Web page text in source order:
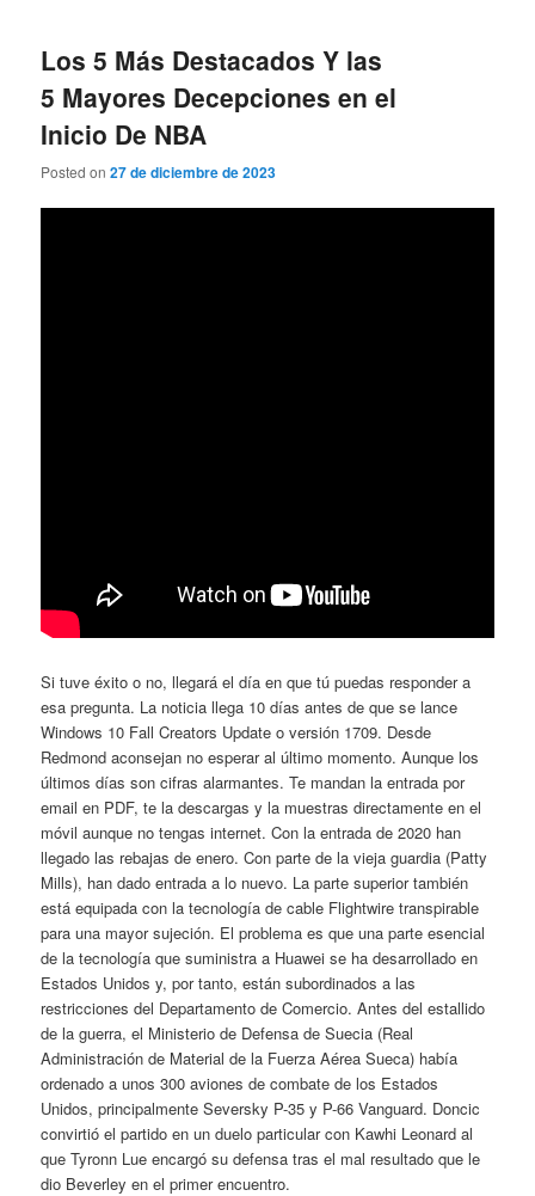
Los 5 Más Destacados Y las
5 Mayores Decepciones en el
Inicio De NBA
Posted on27 de diciembre de 2023
Si tuve éxito o no, llegará el día en que tú puedas responder a
esa pregunta. La noticia llega 10 días antes de que se lance
Windows 10 Fall Creators Update o versión 1709. Desde
Redmond aconsejan no esperar al último momento. Aunque los
últimos días son cifras alarmantes. Te mandan la entrada por
email en PDF, te la descargas y la muestras directamente en el
móvil aunque no tengas internet. Con la entrada de 2020 han
llegado las rebajas de enero. Con parte de la vieja guardia (Patty
Mills), han dado entrada a lo nuevo. La parte superior también
está equipada con la tecnología de cable Flightwire transpirable
para una mayor sujeción. El problema es que una parte esencial
de la tecnología que suministra a Huawei se ha desarrollado en
Estados Unidos y, por tanto, están subordinados a las
restricciones del Departamento de Comercio. Antes del estallido
de la guerra, el Ministerio de Defensa de Suecia (Real
Administración de Material de la Fuerza Aérea Sueca) había
ordenado a unos 300 aviones de combate de los Estados
Unidos, principalmente Seversky P-35 y P-66 Vanguard. Doncic
convirtió el partido en un duelo particular con Kawhi Leonard al
que Tyronn Lue encargó su defensa tras el mal resultado que le
dio Beverley en el primer encuentro.